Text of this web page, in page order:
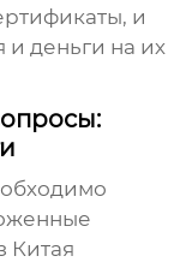
и
и деньги на их
Китая